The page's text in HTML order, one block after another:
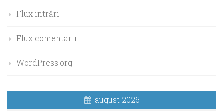
Flux intrări
Flux comentarii
WordPress.org
august 2026